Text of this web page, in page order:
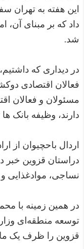
این هفته به تهران
داد که بر مبنای آن،
شد.
در دیداری که
فعالان اقتصادی
مسئولان و فعالان
دارند، وظیفه بانک
اردال باحچیوان از
دراستان قزوین خبر
نساجی، موادغذایی
در همین زمینه با
توسعه منطقه‌ای
قزوین را ظرف یک